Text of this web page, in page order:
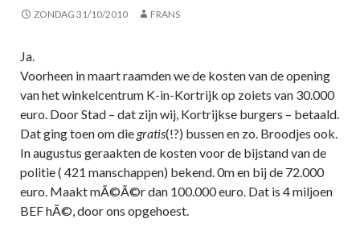
ZONDAG 31/10/2010 FRANS
Ja.
Voorheen in maart raamden we de kosten van de opening
van het winkelcentrum K-in-Kortrijk op zoiets van 30.000
euro. Door Stad – dat zijn wij, Kortrijkse burgers – betaald.
Dat ging toen om diegratis(!?) bussen en zo. Broodjes ook.
In augustus geraakten de kosten voor de bijstand van de
politie ( 421 manschappen) bekend. 0m en bij de 72.000
euro. Maakt mÃ©Ã©r dan 100.000 euro. Dat is 4 miljoen
BEF hÃ©, door ons opgehoest.